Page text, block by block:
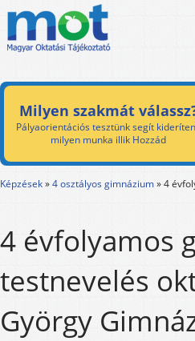
Milyen szakmát
Pályaorientációs tesztünk segít
milyen munka illik Hozzád
Képzések»4 osztályos gimnázium»4
4 évfolyamos
testnevelés
György